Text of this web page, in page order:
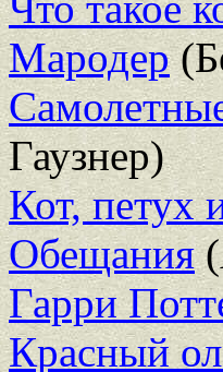
Мародер
Гаузнер)
Кот, петух
Обещания
Гарри
Красный